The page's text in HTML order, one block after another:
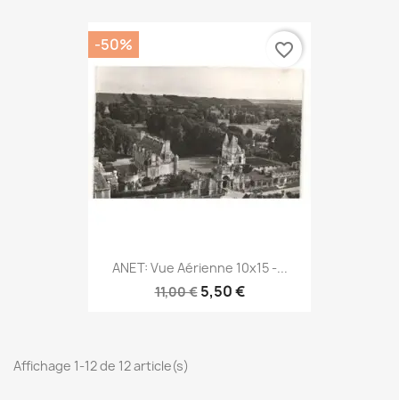
ANET: Vue Aérienne 10x15 -...
11,00 € 5,50 €
-50% favorite_border
Affichage 1-12 de 12 article(s)